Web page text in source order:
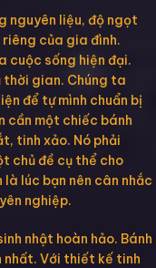
nguyên liệu, độ ngọt
của gia đình.
cuộc sống hiện đại.
thời gian. Chúng ta
để tự mình chuẩn bị
cần một chiếc bánh
tinh xảo. Nó phải
chủ đề cụ thể cho
lúc bạn nên cân nhắc
nghiệp.
nhật hoàn hảo. Bánh
nhất. Với thiết kế tinh